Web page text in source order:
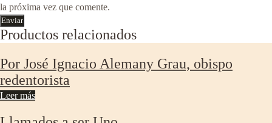
la próxima vez que comente.
Productos relacionados
Por José Ignacio Alemany Grau, obispo
redentorista
Leer más